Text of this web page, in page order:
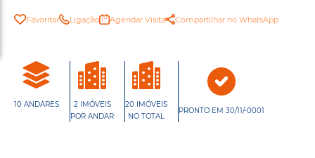
Favoritar Ligação Agendar Visita Compartilhar no WhatsApp
10 ANDARES
2 IMÓVEIS
POR ANDAR
20 IMÓVEIS
NO TOTAL
PRONTO EM 30/11/-0001